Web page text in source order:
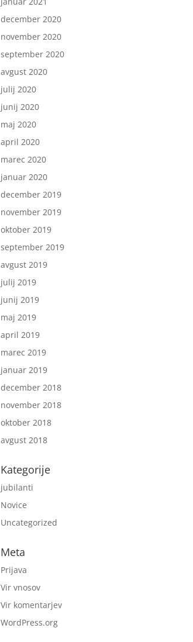
december 2020
november 2020
september 2020
avgust 2020
julij 2020
junij 2020
maj 2020
april 2020
marec 2020
januar 2020
december 2019
november 2019
oktober 2019
september 2019
avgust 2019
julij 2019
junij 2019
maj 2019
april 2019
marec 2019
januar 2019
december 2018
november 2018
oktober 2018
avgust 2018
Kategorije
jubilanti
Novice
Uncategorized
Meta
Prijava
Vir vnosov
Vir komentarjev
WordPress.org